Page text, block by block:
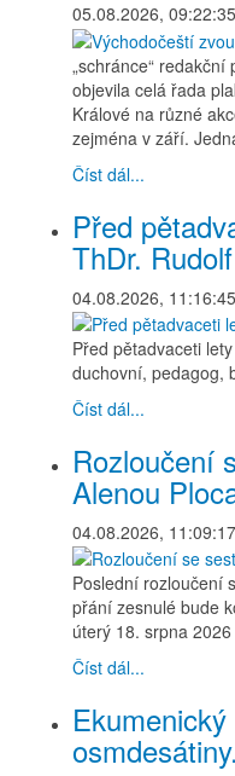
05.08.2026, 09:22:35
„schránce“
objevila celá řada
Králové na různé
zejména v září.
Číst dál...
Před
ThDr.
04.08.2026, 11:16:45
Před pětadvaceti
duchovní, pedagog,
Číst dál...
Rozloučení
Alenou
04.08.2026, 11:09:17
Poslední rozloučení
přání zesnulé bude
úterý 18. srpna
Číst dál...